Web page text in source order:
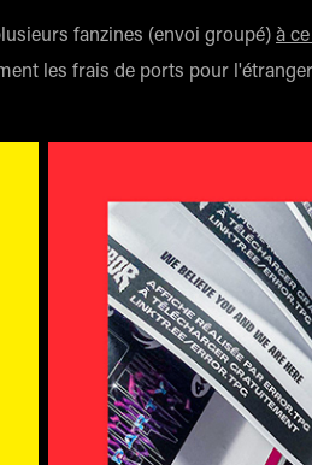
fanzines (envoi groupé)à
les frais de ports pour